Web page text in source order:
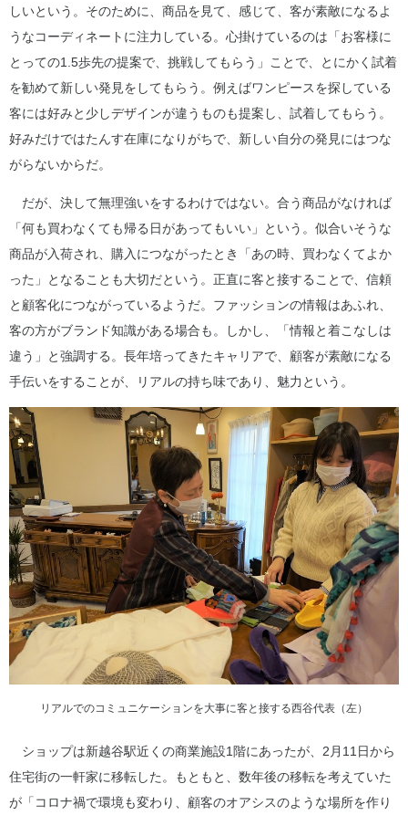
しいという。そのために、商品を見て、感じて、客が素敵になるよ
うなコーディネートに注力している。心掛けているのは「お客様に
とっての1.5歩先の提案で、挑戦してもらう」ことで、とにかく試着
を勧めて新しい発見をしてもらう。例えばワンピースを探している
客には好みと少しデザインが違うものも提案し、試着してもらう。
好みだけではたんす在庫になりがちで、新しい自分の発見にはつな
がらないからだ。
だが、決して無理強いをするわけではない。合う商品がなければ
「何も買わなくても帰る日があってもいい」という。似合いそうな
商品が入荷され、購入につながったとき「あの時、買わなくてよか
った」となることも大切だという。正直に客と接することで、信頼
と顧客化につながっているようだ。ファッションの情報はあふれ、
客の方がブランド知識がある場合も。しかし、「情報と着こなしは
違う」と強調する。長年培ってきたキャリアで、顧客が素敵になる
手伝いをすることが、リアルの持ち味であり、魅力という。
リアルでのコミュニケーションを大事に客と接する西谷代表（左）
ショップは新越谷駅近くの商業施設1階にあったが、2月11日から
住宅街の一軒家に移転した。もともと、数年後の移転を考えていた
が「コロナ禍で環境も変わり、顧客のオアシスのような場所を作り